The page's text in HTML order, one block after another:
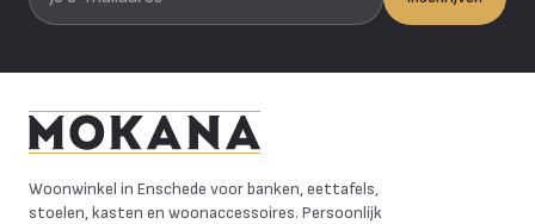
Woonwinkel in Enschede voor banken, eettafels,
stoelen, kasten en woonaccessoires. Persoonlijk